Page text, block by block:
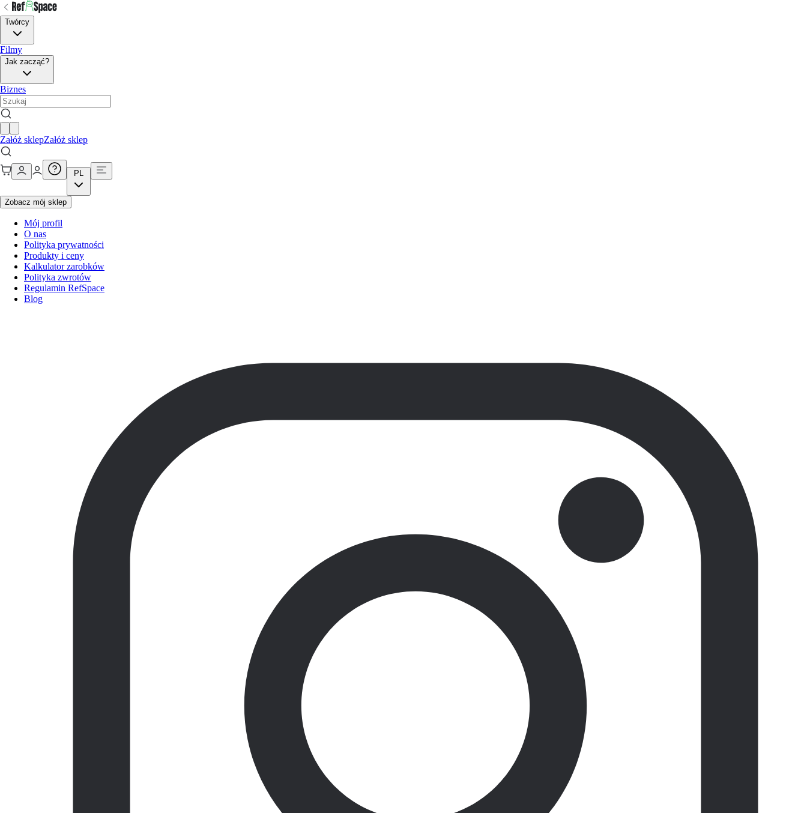
Twórcy
Filmy
Jak zacząć?
Biznes
Załóż sklepZałóż sklep
PL
Zobacz mój sklep
Mój profil
O nas
Polityka prywatności
Produkty i ceny
Kalkulator zarobków
Polityka zwrotów
Regulamin RefSpace
Blog